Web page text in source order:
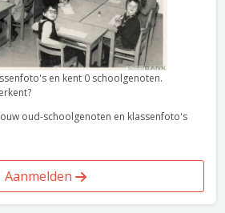
en kent 0 schoolgenoten.
oud-schoolgenoten en klassenfoto's
Aanmelden